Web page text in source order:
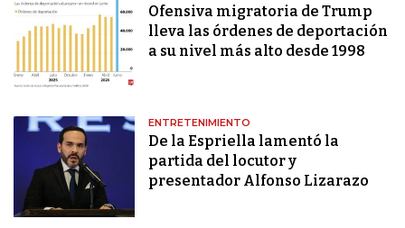
Ofensiva migratoria de Trump
lleva las órdenes de deportación
a su nivel más alto desde 1998
ENTRETENIMIENTO
De la Espriella lamentó la
partida del locutor y
presentador Alfonso Lizarazo